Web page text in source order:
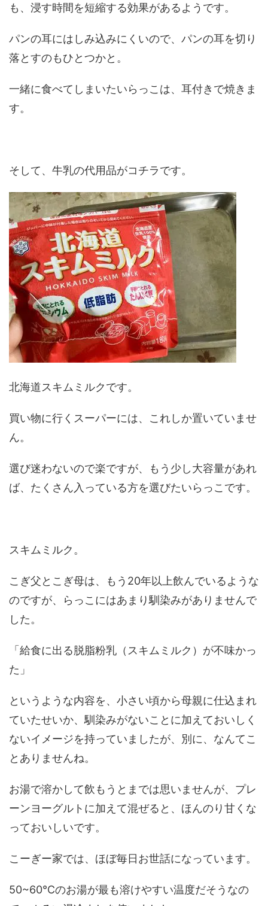
も、浸す時間を短縮する効果があるようです。
パンの耳にはしみ込みにくいので、パンの耳を切り
落とすのもひとつかと。
一緒に食べてしまいたいらっこは、耳付きで焼きま
す。
そして、牛乳の代用品がコチラです。
北海道スキムミルクです。
買い物に行くスーパーには、これしか置いていませ
ん。
選び迷わないので楽ですが、もう少し大容量があれ
ば、たくさん入っている方を選びたいらっこです。
スキムミルク。
こぎ父とこぎ母は、もう20年以上飲んでいるような
のですが、らっこにはあまり馴染みがありませんで
した。
「給食に出る脱脂粉乳（スキムミルク）が不味かっ
た」
というような内容を、小さい頃から母親に仕込まれ
ていたせいか、馴染みがないことに加えておいしく
ないイメージを持っていましたが、別に、なんてこ
とありませんね。
お湯で溶かして飲もうとまでは思いませんが、プレ
ーンヨーグルトに加えて混ぜると、ほんのり甘くな
っておいしいです。
こーぎー家では、ほぼ毎日お世話になっています。
50~60℃のお湯が最も溶けやすい温度だそうなの